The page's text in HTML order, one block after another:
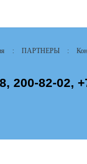
: ПАРТНЕРЫ :
200-82-02,